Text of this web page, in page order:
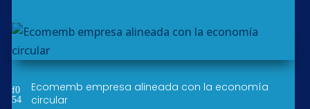
Ecomemb empresa alineada con la economía
circular